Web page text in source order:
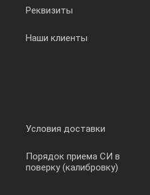
Реквизиты
Наши клиенты
Условия доставки
Порядок приема СИ в
поверку (калибровку)